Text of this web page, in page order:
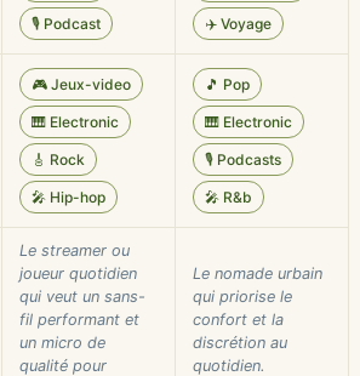
🎙️ Podcast ✈️ Voyage
🎮 Jeux-video
🎹 Electronic
🎸 Rock
🎤 Hip-hop
🎵 Pop
🎹 Electronic
🎙️ Podcasts
🎤 R&b
Le streamer ou
joueur quotidien
qui veut un sans-
fil performant et
un micro de
qualité pour
Le nomade urbain
qui priorise le
confort et la
discrétion au
quotidien.